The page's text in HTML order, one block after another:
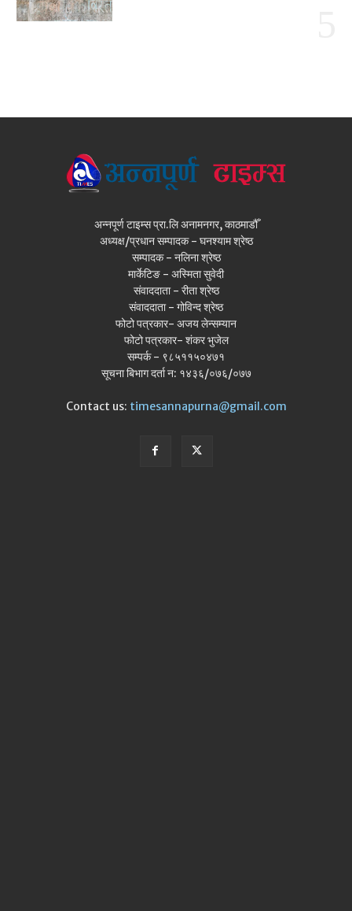
अन्नपूर्ण टाइम्स प्रा.लि अनामनगर, काठमाडौँ
अध्यक्ष/प्रधान सम्पादक - घनश्याम श्रेष्ठ
सम्पादक - नलिना श्रेष्ठ
मार्केटिङ - अस्मिता सुवेदी
संवाददाता - रीता श्रेष्ठ
संवाददाता - गोविन्द श्रेष्ठ
फोटो पत्रकार- अजय लेन्सम्यान
फोटो पत्रकार- शंकर भुजेल
सम्पर्क - ९८५११५०४७१
सूचना बिभाग दर्ता न: १४३६/०७६/०७७
Contact us: timesannapurna@gmail.com